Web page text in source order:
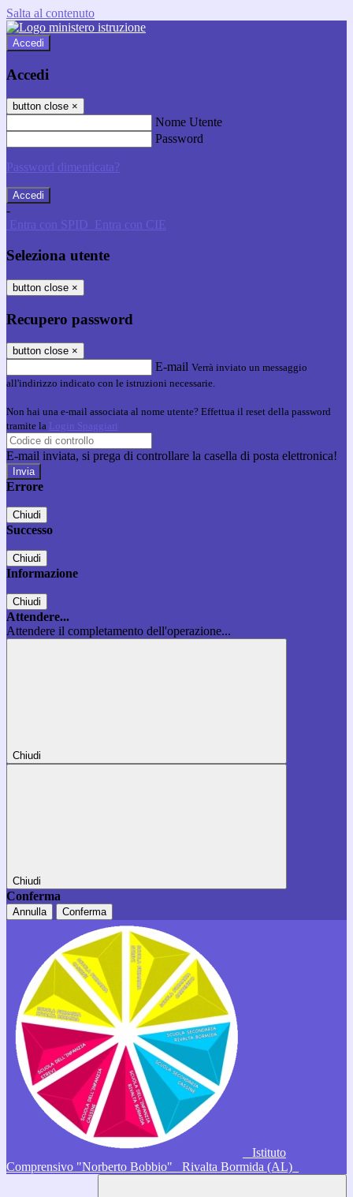
Salta al contenuto
Accedi
Accedi
button close ×
Nome Utente
Password
Password dimenticata?
-
Entra con SPID Entra con CIE
Seleziona utente
button close ×
Recupero password
button close ×
E-mail Verrà inviato un messaggio
all'indirizzo indicato con le istruzioni necessarie.
Non hai una e-mail associata al nome utente? Effettua il reset della password
tramite la Login Spaggiari
E-mail inviata, si prega di controllare la casella di posta elettronica!
Errore
Chiudi
Successo
Chiudi
Informazione
Chiudi
Attendere...
Attendere il completamento dell'operazione...
Chiudi
Chiudi
Conferma
Annulla Conferma
Istituto
Comprensivo "Norberto Bobbio"
Rivalta Bormida (AL)